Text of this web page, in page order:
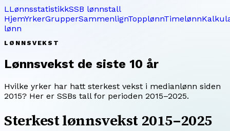
LLønnsstatistikkSSB lønnstall
HjemYrkerGrupperSammenlignTopplønnTimelønn
lønn
LØNNSVEKST
Lønnsvekst de siste 10 år
Hvilke yrker har hatt sterkest vekst i medianlønn siden
2015? Her er SSBs tall for perioden 2015–2025.
Sterkest lønnsvekst 2015–2025